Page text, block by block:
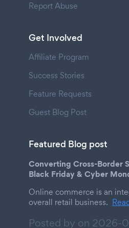
Report Abuse
Get Involved
Affiliate Program
Success Stories
Feature Requests
Guest Blog Post
Featured Blog post
Converting Cross-Border
Black Friday & Cyber
Online commerce is an
overall retail business.
Posted by on 2026-